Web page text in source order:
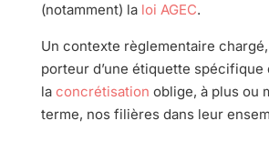
(notamment) la loi AGEC.
Un contexte règlementaire
porteur d’une étiquette spécifique
la concrétisation oblige, à plus ou
terme, nos filières dans leur